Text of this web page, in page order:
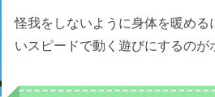
怪我をしないように身体を暖める
いスピードで動く遊びにするのが